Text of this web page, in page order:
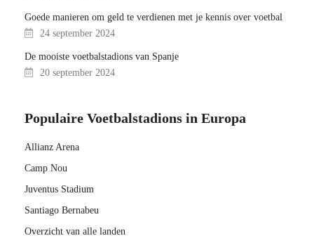
Goede manieren om geld te verdienen met je kennis over voetbal
24 september 2024
De mooiste voetbalstadions van Spanje
20 september 2024
Populaire Voetbalstadions in Europa
Allianz Arena
Camp Nou
Juventus Stadium
Santiago Bernabeu
Overzicht van alle landen